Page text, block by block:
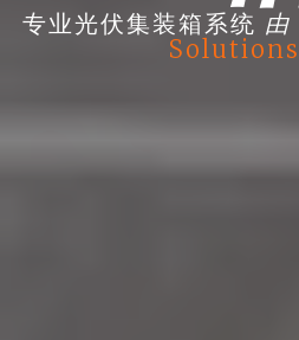
专业光伏集装箱系统 由
Solutions